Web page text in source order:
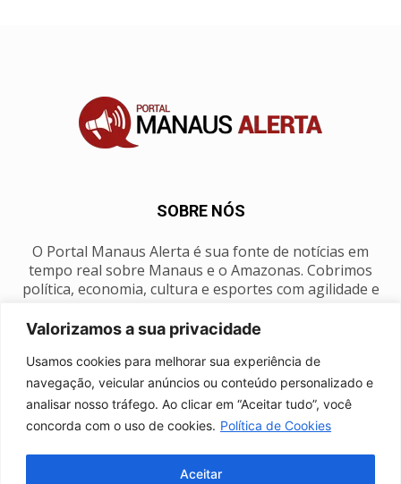
Valorizamos a sua privacidade
Usamos cookies para melhorar sua experiência de
navegação, veicular anúncios ou conteúdo personalizado e
analisar nosso tráfego. Ao clicar em “Aceitar tudo”, você
concorda com o uso de cookies. Política de Cookies
Aceitar
SOBRE NÓS
O Portal Manaus Alerta é sua fonte de notícias em
tempo real sobre Manaus e o Amazonas. Cobrimos
política, economia, cultura e esportes com agilidade e
manausalerta@gmail.com
SIGA-NOS